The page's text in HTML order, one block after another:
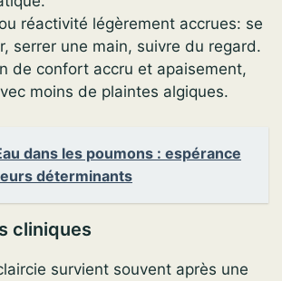
réactivité légèrement accrues: se
serrer une main, suivre du regard.
de confort accru et apaisement,
moins de plaintes algiques.
dans les poumons : espérance
déterminants
cliniques
survient souvent après une